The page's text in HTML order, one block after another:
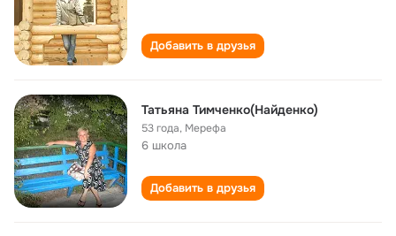
Добавить в друзья
Татьяна Тимченко(Найденко)
53 года, Мерефа
6 школа
Добавить в друзья